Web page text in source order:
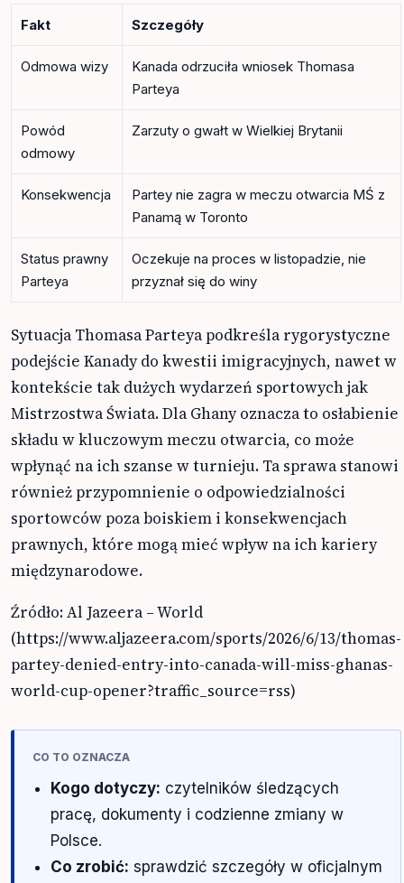
Fakt Szczegóły
Odmowa wizy
Kanada odrzuciła wniosek Thomasa
Parteya
Powód
odmowy
Zarzuty o gwałt w Wielkiej Brytanii
Konsekwencja
Partey nie zagra w meczu otwarcia MŚ z
Panamą w Toronto
Status prawny
Parteya
Oczekuje na proces w listopadzie, nie
przyznał się do winy
Sytuacja Thomasa Parteya podkreśla rygorystyczne
podejście Kanady do kwestii imigracyjnych, nawet w
kontekście tak dużych wydarzeń sportowych jak
Mistrzostwa Świata. Dla Ghany oznacza to osłabienie
składu w kluczowym meczu otwarcia, co może
wpłynąć na ich szanse w turnieju. Ta sprawa stanowi
również przypomnienie o odpowiedzialności
sportowców poza boiskiem i konsekwencjach
prawnych, które mogą mieć wpływ na ich kariery
międzynarodowe.
Źródło: Al Jazeera – World
(https://www.aljazeera.com/sports/2026/6/13/thomas-
partey-denied-entry-into-canada-will-miss-ghanas-
world-cup-opener?traffic_source=rss)
CO TO OZNACZA
Kogo dotyczy: czytelników śledzących
pracę, dokumenty i codzienne zmiany w
Polsce.
Co zrobić: sprawdzić szczegóły w oficjalnym